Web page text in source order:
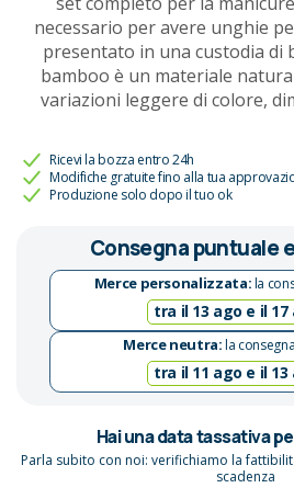
necessario per avere unghie
presentato in una custodia di
bamboo è un materiale
variazioni leggere di colore,
Ricevi la bozza entro 24h
Modifiche gratuite fino alla tua
Produzione solo dopo il tuo ok
Consegna puntuale
Merce personalizzata:la
tra il 13 ago e il 17
Merce neutra:la
tra il 11 ago e il 13
Hai una data tassativa
Parla subito con noi: verifichiamo la
scadenza